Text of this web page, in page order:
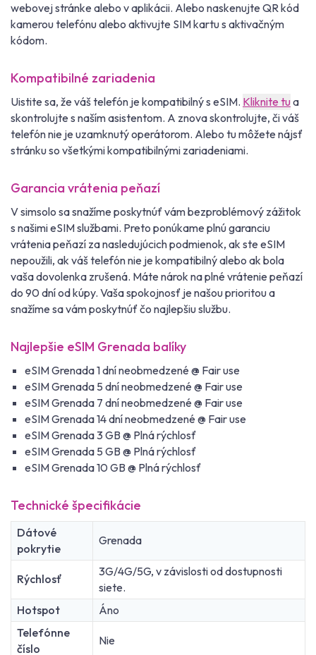
webovej stránke alebo v aplikácii. Alebo naskenujte QR kód
kamerou telefónu alebo aktivujte SIM kartu s aktivačným
kódom.
Kompatibilné zariadenia
Uistite sa, že váš telefón je kompatibilný s eSIM. Kliknite tua
skontrolujte s naším asistentom. A znova skontrolujte, či váš
telefón nie je uzamknutý operátorom. Alebo tu môžete nájsť
stránku so všetkými kompatibilnými zariadeniami.
Garancia vrátenia peňazí
V simsolo sa snažíme poskytnúť vám bezproblémový zážitok
s našimi eSIM službami. Preto ponúkame plnú garanciu
vrátenia peňazí za nasledujúcich podmienok, ak ste eSIM
nepoužili, ak váš telefón nie je kompatibilný alebo ak bola
vaša dovolenka zrušená. Máte nárok na plné vrátenie peňazí
do 90 dní od kúpy. Vaša spokojnosť je našou prioritou a
snažíme sa vám poskytnúť čo najlepšiu službu.
Najlepšie eSIM Grenada balíky
eSIM Grenada 1 dní neobmedzené @ Fair use
eSIM Grenada 5 dní neobmedzené @ Fair use
eSIM Grenada 7 dní neobmedzené @ Fair use
eSIM Grenada 14 dní neobmedzené @ Fair use
eSIM Grenada 3 GB @ Plná rýchlosť
eSIM Grenada 5 GB @ Plná rýchlosť
eSIM Grenada 10 GB @ Plná rýchlosť
Technické špecifikácie
Dátové
pokrytie
Grenada
Rýchlosť
3G/4G/5G, v závislosti od dostupnosti
siete.
Hotspot
Áno
Telefónne
číslo
Nie